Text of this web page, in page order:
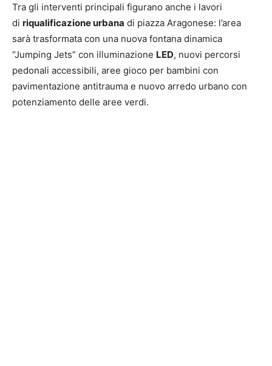
Tra gli interventi principali figurano anche i lavori
di riqualificazione urbana di piazza Aragonese: l’area
sarà trasformata con una nuova fontana dinamica
“Jumping Jets” con illuminazione LED, nuovi percorsi
pedonali accessibili, aree gioco per bambini con
pavimentazione antitrauma e nuovo arredo urbano con
potenziamento delle aree verdi.